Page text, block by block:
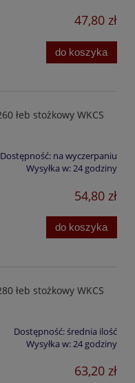
47,80 zł
do koszyka
łeb stożkowy WKCS
Dostępność: na wyczerpaniu
Wysyłka w:24 godziny
54,80 zł
do koszyka
łeb stożkowy WKCS
Dostępność:średnia ilość
Wysyłka w: 24 godziny
63,20 zł